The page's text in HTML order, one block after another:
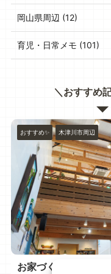
岡山県周辺 (12)
育児・日常メモ (101)
＼おすすめ
おすすめ✨ 木津川市周辺
お家づくりやお困り